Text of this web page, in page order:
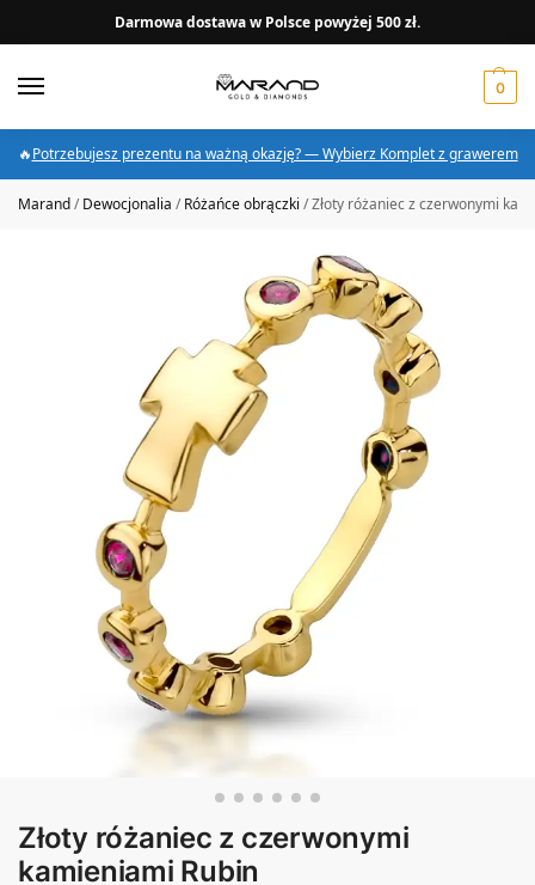
Darmowa dostawa w Polsce powyżej 500 zł.
0
🔥Potrzebujesz prezentu na ważną okazję? — Wybierz Komplet z grawerem
Marand/Dewocjonalia /Różańce obrączki /Złoty różaniec z czerwonymi
Złoty różaniec z czerwonymi
kamieniami Rubin